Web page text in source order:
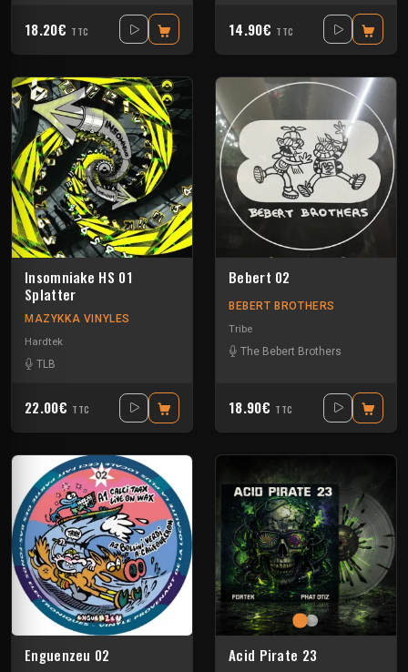
18.20€ TTC 14.90€ TTC
Insomniake HS 01
Splatter
MAZYKKA VINYLES
Hardtek
TLB
22.00€ TTC
Bebert 02
BEBERT BROTHERS
Tribe
The Bebert Brothers
18.90€ TTC
Enguenzeu 02 Acid Pirate 23